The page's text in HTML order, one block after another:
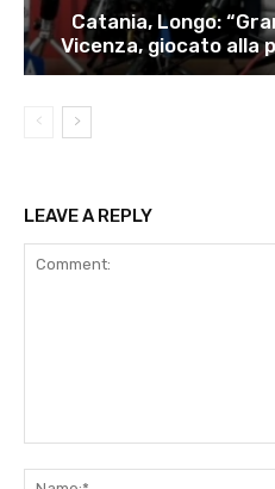
Catania, Longo:
Vicenza, giocato alla
LEAVE A REPLY